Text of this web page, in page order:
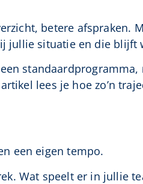
betere afspraken.
jullie situatie en die blijft
lees je hoe zo’n
een eigen tempo.
Wat speelt er in jullie